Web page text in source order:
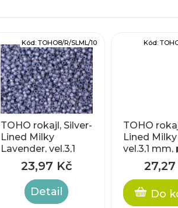
TOHO rokajl, Silver-
Lined Milky
Lavender, vel.3,1
mm, průtah 1,3 mm
23,97 Kč
Detail
Kód:TOHO8/R/SLML/10
TOHO
Lined
vel.3,1
1,3 mm
Do
Kód: